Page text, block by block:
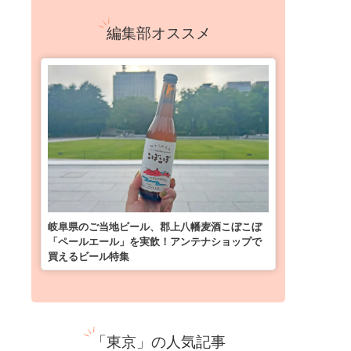
編集部オススメ
岐阜県のご当地ビール、郡上八幡麦酒こぼこぼ
「ペールエール」を実飲！アンテナショップで
買えるビール特集
「東京」の人気記事